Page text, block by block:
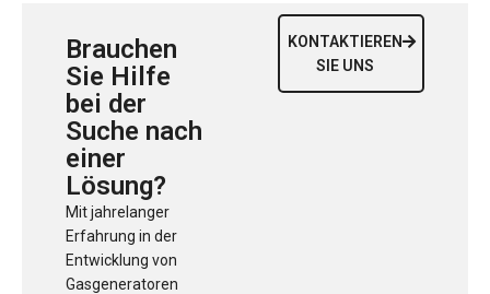
Brauchen
Sie Hilfe
bei der
Suche nach
einer
Lösung?
Mit jahrelanger
Erfahrung in der
Entwicklung von
Gasgeneratoren
KONTAKTIEREN
SIE UNS